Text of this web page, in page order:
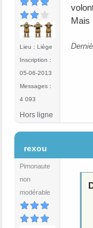
Lieu : Liège
Inscription :
05-06-2013
Messages :
4 093
Mais
Hors ligne
rexou
Pimonaute
non
modérable